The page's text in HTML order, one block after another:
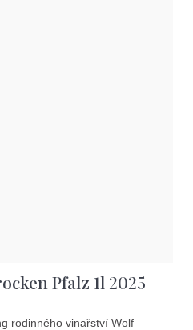
Pfalz 1l 2025
rodinného vinařství Wolf